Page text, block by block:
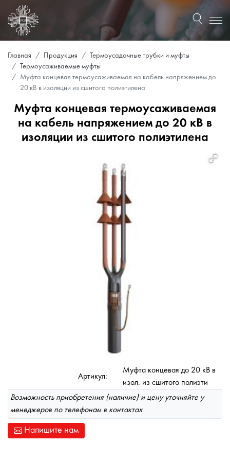
Главная Продукция
Термоусадочные трубки и муфты
Термоусаживаемые муфты
Муфта концевая термоусаживаемая на кабель напряжением до
20 кВ в изоляции из сшитого полиэтилена
Муфта концевая термоусаживаемая
на кабель напряжением до 20 кВ в
изоляции из сшитого полиэтилена
Артикул:
Муфта концевая до 20 кВ в
изол. из сшитого полиэти
Возможность приобретения (наличие) и цену уточняйте у
менеджеров по телефонам в контактах
Напишите нам